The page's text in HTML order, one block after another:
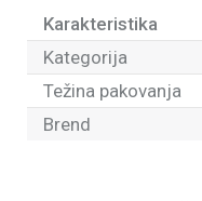
Karakteristika
Kategorija
Težina pakovanja
Brend